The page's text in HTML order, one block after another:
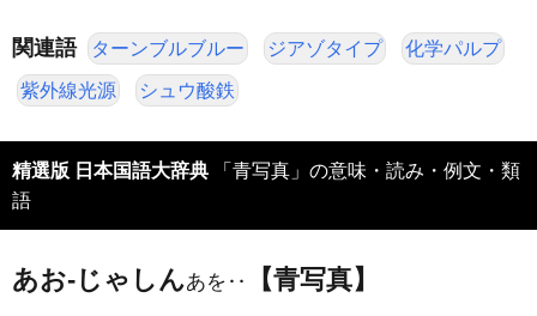
関連語 ターンブルブルー ジアゾタイプ 化学パルプ
紫外線光源 シュウ酸鉄
精選版 日本国語大辞典
語
あお‐じゃしんあを‥ 【青写真】